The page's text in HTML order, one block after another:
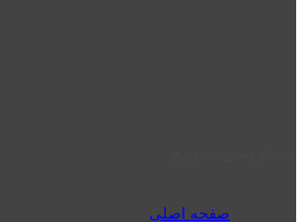
صفحه اصلی